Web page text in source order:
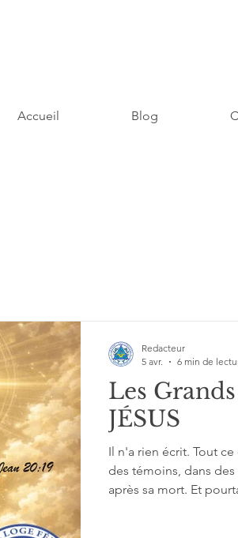
Accueil Blog
Les
JÉSUS
Il n'a rien écrit. Tout
des témoins, dans
après sa mort. Et
Redacteur
5 avr.
6 min de